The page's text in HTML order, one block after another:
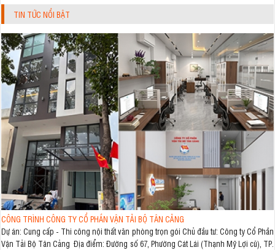
TIN TỨC NỔI BẬT
CÔNG TRÌNH CÔNG TY CỔ PHẦN VẬN TẢI BỘ TÂN CẢNG
Dự án: Cung cấp - Thi công nội thất văn phòng trọn gói Chủ đầu tư: Công ty Cổ Phần
Vận Tải Bộ Tân Cảng Địa điểm: Đường số 67, Phường Cát Lái (Thạnh Mỹ Lợi cũ), TP.